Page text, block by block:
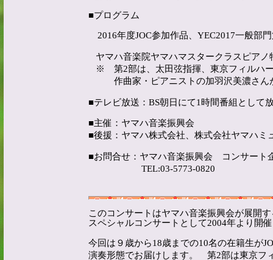
■プログラム
2016年度JOC参加作品、 YEC2017一般部
ヤマハ音楽院ヤマハマスタークラスピア
※ 第2部は、太田弦指揮、東京フィルハ
作曲家・ピアニストの加羽沢美濃さん
■テレビ放送： BS朝日にて1時間番組として
■主催：ヤマハ音楽振興会
■後援：ヤマハ株式会社、株式会社ヤマハミ
■お問合せ：ヤマハ音楽振興会 コンサー
TEL:03-5773-0820
このコンサートはヤマハ音楽振興会が展開
スペシャルコンサートとして2004年より開
今回は９歳から18歳までの10名の在籍生が
演奏形態でお届けします。 第2部は東京フ